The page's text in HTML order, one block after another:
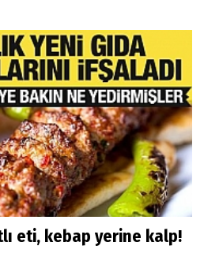
eti, kebap yerine kalp!